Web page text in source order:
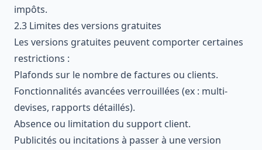
impôts.
2.3 Limites des versions gratuites
Les versions gratuites peuvent comporter certaines
restrictions :
Plafonds sur le nombre de factures ou clients.
Fonctionnalités avancées verrouillées (ex : multi-
devises, rapports détaillés).
Absence ou limitation du support client.
Publicités ou incitations à passer à une version